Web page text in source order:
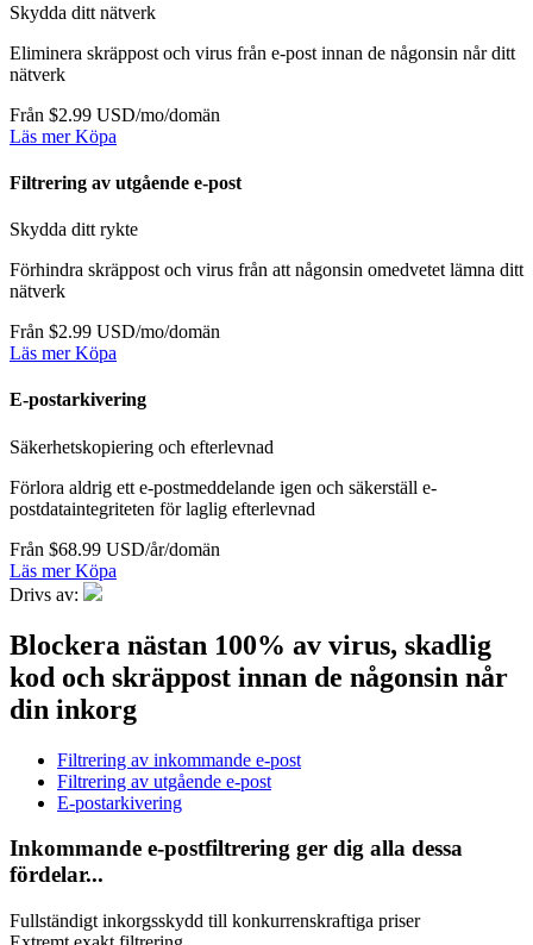
Skydda ditt nätverk
Eliminera skräppost och virus från e-post innan de någonsin når ditt
nätverk
Från $2.99 USD/mo/domän
Läs merKöpa
Filtrering av utgående e-post
Skydda ditt rykte
Förhindra skräppost och virus från att någonsin omedvetet lämna ditt
nätverk
Från $2.99 USD/mo/domän
Läs merKöpa
E-postarkivering
Säkerhetskopiering och efterlevnad
Förlora aldrig ett e-postmeddelande igen och säkerställ e-
postdataintegriteten för laglig efterlevnad
Från $68.99 USD/år/domän
Läs merKöpa
Drivs av:
Blockera nästan 100% av virus, skadlig
kod och skräppost innan de någonsin når
din inkorg
Filtrering av inkommande e-post
Filtrering av utgående e-post
E-postarkivering
Inkommande e-postfiltrering ger dig alla dessa
fördelar...
Fullständigt inkorgsskydd till konkurrenskraftiga priser